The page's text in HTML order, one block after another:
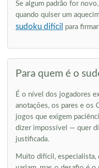
Se algum padrão for
quando quiser um
sudoku difícil para
Para quem é o
É o nível dos jogadores
anotações, os pares e os
jogos que exigem
dizer impossível — quer
justificada.
Muito difícil,